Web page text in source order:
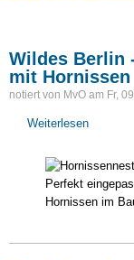
Wildes Berlin
mit Hornissen
notiert von MvO am Fr,
Weiterlesen
Perfekt
Hornissen im